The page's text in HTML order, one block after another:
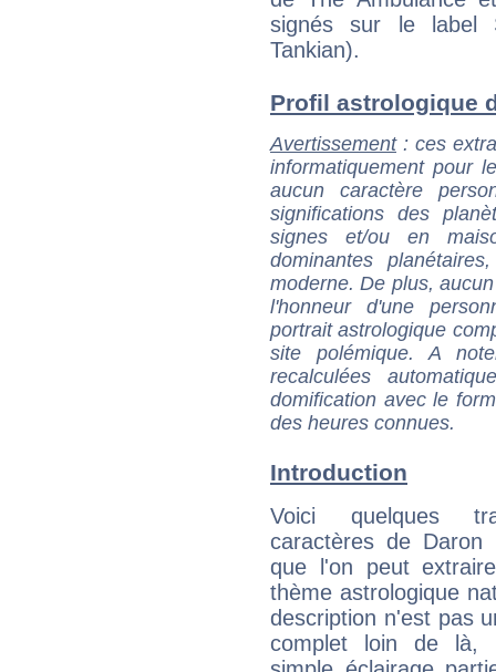
signés sur le label
Tankian).
Profil astrologique
Avertissement: ces
informatiquement pour
aucun caractère
significations des
signes et/ou en
dominantes
moderne. De plus,
l'honneur d'une
portrait astrologique
site polémique. A
recalculées
domification avec le
des heures connues.
Introduction
Voici quelques
caractères de Daron
que l'on peut
thème astrologique
description n'est pas
complet loin de là,